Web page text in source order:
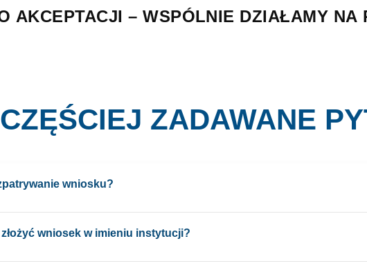
AKCEPTACJI – WSPÓLNIE DZIAŁAMY NA
ZADAWANE
wniosku?
wniosek w imieniu instytucji?